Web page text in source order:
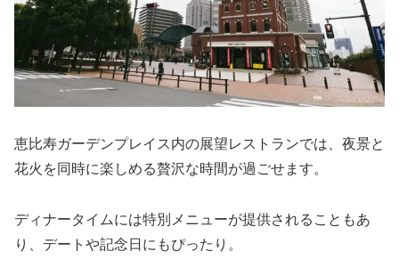
恵比寿ガーデンプレイス内の展望レストランでは、夜景と
花火を同時に楽しめる贅沢な時間が過ごせます。
ディナータイムには特別メニューが提供されることもあ
り、デートや記念日にもぴったり。